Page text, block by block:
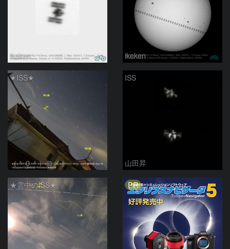
ikeken ikeken
★ISS★
（＾０＾）コメト
ISS
山田昇
★雲中のISS★ PR